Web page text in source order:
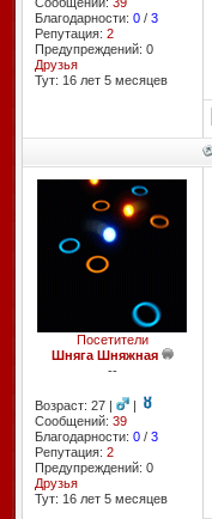
Благодарности: 0/ 3
Репутация: 2
Предупреждений: 0
Друзья
Тут: 16 лет 5 месяцев
Посетители
Шняга Шняжная
--
Возраст: 27 |
|
Сообщений: 39
Благодарности: 0/ 3
Репутация: 2
Предупреждений: 0
Друзья
Тут: 16 лет 5 месяцев